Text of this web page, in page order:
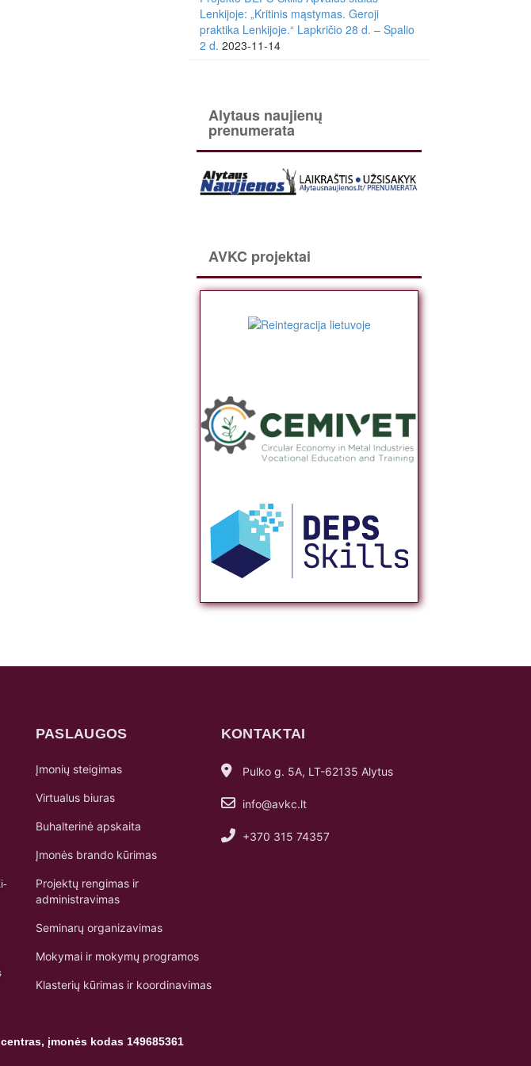
Lenkijoje: „Kritinis mąstymas. Geroji
praktika Lenkijoje.“ Lapkričio 28 d. – Spalio
2 d. 2023-11-14
Alytaus naujienų
prenumerata
AVKC projektai
PASLAUGOS
Įmonių steigimas
Virtualus biuras
Buhalterinė apskaita
Įmonės brando kūrimas
Projektų rengimas ir
administravimas
Seminarų organizavimas
Mokymai ir mokymų programos
Klasterių kūrimas ir koordinavimas
KONTAKTAI
Pulko g. 5A, LT-62135 Alytus
info@avkc.lt
+370 315 74357
įmonės kodas 149685361